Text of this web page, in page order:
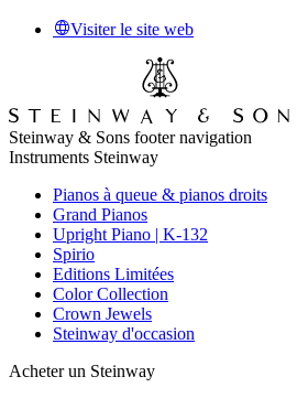
Visiter le site web
Steinway & Sons footer navigation
Instruments Steinway
Pianos à queue & pianos droits
Grand Pianos
Upright Piano | K-132
Spirio
Editions Limitées
Color Collection
Crown Jewels
Steinway d'occasion
Acheter un Steinway